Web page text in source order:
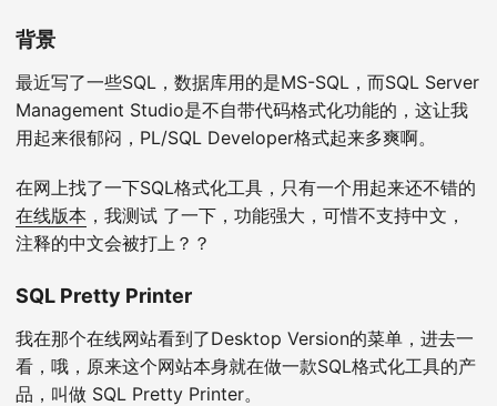
背景
最近写了一些SQL，数据库用的是MS-SQL，而SQL Server
Management Studio是不自带代码格式化功能的，这让我
用起来很郁闷，PL/SQL Developer格式起来多爽啊。
在网上找了一下SQL格式化工具，只有一个用起来还不错的
在线版本 ，我测试 了一下，功能强大，可惜不支持中文，
注释的中文会被打上？？
SQL Pretty Printer
我在那个在线网站看到了Desktop Version的菜单，进去一
看，哦，原来这个网站本身就在做一款SQL格式化工具的产
品，叫做 SQL Pretty Printer。